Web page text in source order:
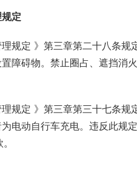
定
理规定 》第三章第二十八条
障碍物。禁止圈占、遮挡消
理规定 》第三章第三十七条
电动自行车充电。违反此规